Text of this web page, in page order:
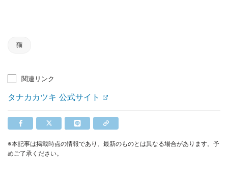
猫
関連リンク
タナカカツキ 公式サイト
※本記事は掲載時点の情報であり、最新のものとは異なる場合があります。予
めご了承ください。